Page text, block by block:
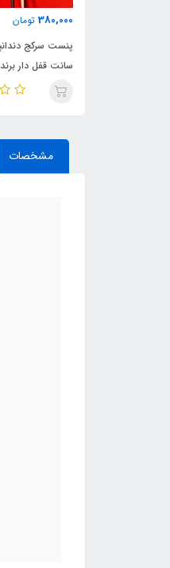
380,000 تومان
سانت قفل دار برند grand
مشخصات